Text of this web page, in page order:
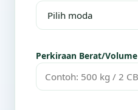
Perkiraan Berat/Volume